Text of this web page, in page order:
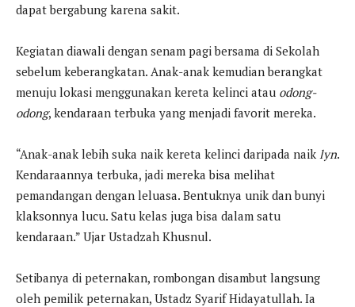
dapat bergabung karena sakit.
Kegiatan diawali dengan senam pagi bersama di Sekolah
sebelum keberangkatan. Anak-anak kemudian berangkat
menuju lokasi menggunakan kereta kelinci atau odong-
odong, kendaraan terbuka yang menjadi favorit mereka.
“Anak-anak lebih suka naik kereta kelinci daripada naik lyn.
Kendaraannya terbuka, jadi mereka bisa melihat
pemandangan dengan leluasa. Bentuknya unik dan bunyi
klaksonnya lucu. Satu kelas juga bisa dalam satu
kendaraan.” Ujar Ustadzah Khusnul.
Setibanya di peternakan, rombongan disambut langsung
oleh pemilik peternakan, Ustadz Syarif Hidayatullah. Ia